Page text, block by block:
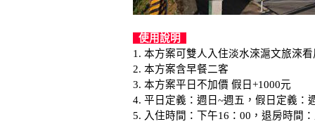
使用說明
1. 本方案可雙人入住淡水淶滬文旅淶
2. 本方案含早餐二客
3. 本方案平日不加價 假日+1000元
4. 平日定義：週日~週五，假日定義：
5. 入住時間：下午16：00，退房時間